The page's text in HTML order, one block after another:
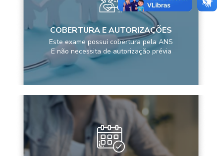
COBERTURA E AUTORIZAÇÕES
Este exame possui cobertura pela ANS
E não necessita de autorização prévia